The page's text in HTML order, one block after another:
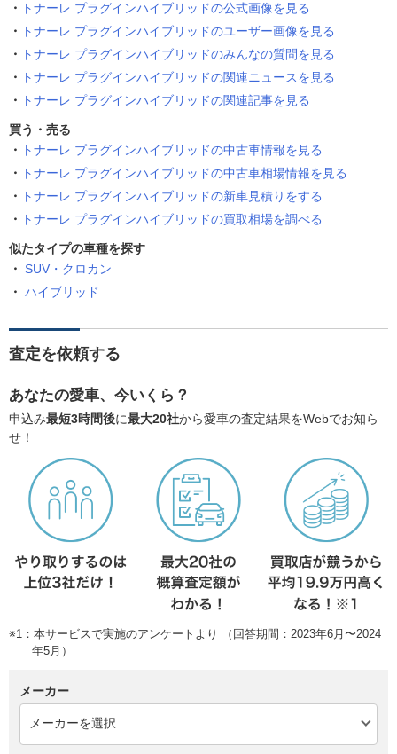
トナーレ プラグインハイブリッドの公式画像を見る
トナーレ プラグインハイブリッドのユーザー画像を見る
トナーレ プラグインハイブリッドのみんなの質問を見る
トナーレ プラグインハイブリッドの関連ニュースを見る
トナーレ プラグインハイブリッドの関連記事を見る
買う・売る
トナーレ プラグインハイブリッドの中古車情報を見る
トナーレ プラグインハイブリッドの中古車相場情報を見る
トナーレ プラグインハイブリッドの新車見積りをする
トナーレ プラグインハイブリッドの買取相場を調べる
似たタイプの車種を探す
SUV・クロカン
ハイブリッド
査定を依頼する
あなたの愛車、今いくら？
申込み最短3時間後に最大20社から愛車の査定結果をWebでお知ら
せ！
※1：本サービスで実施のアンケートより （回答期間：2023年6月〜2024
年5月）
メーカー